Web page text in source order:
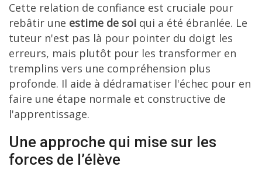
Cette relation de confiance est cruciale pour
rebâtir une estime de soi qui a été ébranlée. Le
tuteur n'est pas là pour pointer du doigt les
erreurs, mais plutôt pour les transformer en
tremplins vers une compréhension plus
profonde. Il aide à dédramatiser l'échec pour en
faire une étape normale et constructive de
l'apprentissage.
Une approche qui mise sur les
forces de l’élève